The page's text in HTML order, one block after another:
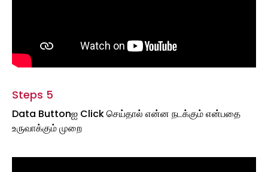
Steps 5
Data Buttonஐ Click செய்தால் என்ன நடக்கும் என்பதை
உருவாக்கும் முறை